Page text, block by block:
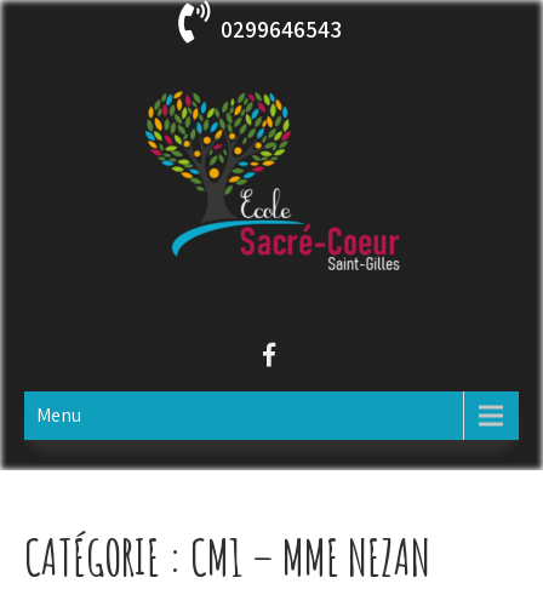
Skip
0299646543
ECOLE SACRE COEUR
Menu
CATÉGORIE : CM1 – MME NEZAN